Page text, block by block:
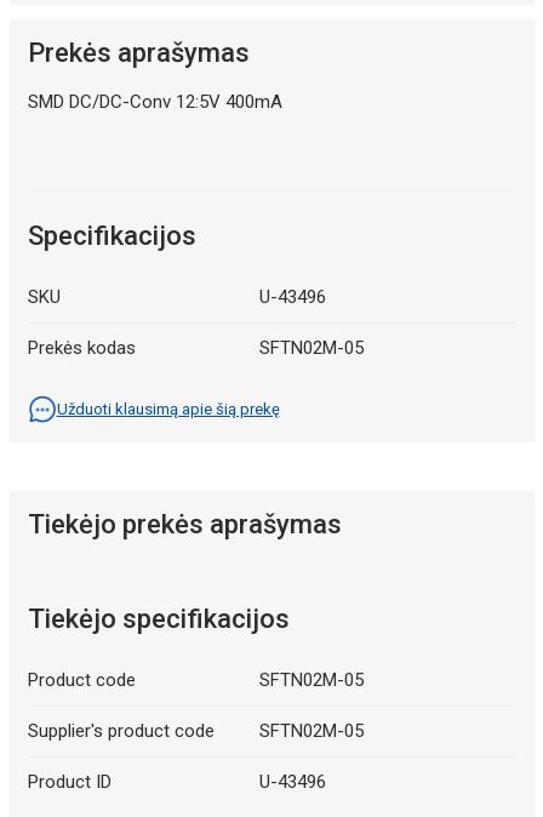
Prekės aprašymas
SMD DC/DC-Conv 12:5V 400mA
Specifikacijos
SKU U-43496
Prekės kodas SFTN02M-05
Užduoti klausimą apie šią prekę
Tiekėjo prekės aprašymas
Tiekėjo specifikacijos
Product code SFTN02M-05
Supplier's product code SFTN02M-05
Product ID U-43496